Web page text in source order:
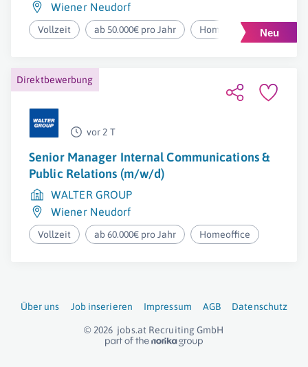
Wiener Neudorf
Vollzeit ab 50.000€ pro Jahr Homeoffice
Direktbewerbung
vor 2 T
Senior Manager Internal Communications &
Public Relations (m/w/d)
WALTER GROUP
Wiener Neudorf
Vollzeit ab 60.000€ pro Jahr Homeoffice
Über uns Job inserieren Impressum AGB Datenschutz
© 2026 jobs.at Recruiting GmbH